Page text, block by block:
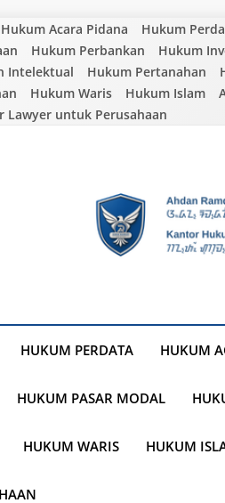
Hukum Acara Pidana Hukum
Hukum Perbankan Hukum
Intelektual
Hukum Pertanahan
Hukum Waris Hukum Islam
Lawyer untuk Perusahaan
HUKUM PERDATA HUKUM
HUKUM PASAR MODAL
HUKUM WARIS HUKUM